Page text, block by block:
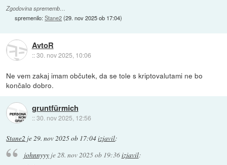
Zgodovina sprememb…
spremenilo:Stane2(29. nov 2025 ob 17:04)
AvtoR
::30. nov 2025, 10:06
Ne vem zakaj imam občutek, da se tole s kriptovalutami ne bo
končalo dobro.
gruntfürmich
::30. nov 2025, 12:56
Stane2 je29. nov 2025 ob 17:04izjavil:
johnnyyyje28. nov 2025 ob 19:36izjavil: